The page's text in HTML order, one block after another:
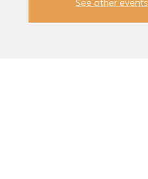
See other events